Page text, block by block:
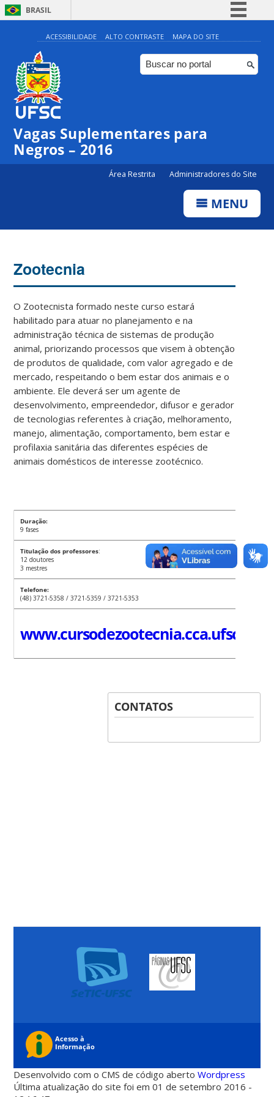
BRASIL
Simplifique!
Comunica BR
Participe
Canais
ACESSIBILIDADE ALTO CONTRASTE MAPA DO SITE
Vagas Suplementares para
Negros – 2016
Área Restrita Administradores do Site
MENU
Zootecnia
O Zootecnista formado neste curso estará
habilitado para atuar no planejamento e na
administração técnica de sistemas de produção
animal, priorizando processos que visem à obtenção
de produtos de qualidade, com valor agregado e de
mercado, respeitando o bem estar dos animais e o
ambiente. Ele deverá ser um agente de
desenvolvimento, empreendedor, difusor e gerador
de tecnologias referentes à criação, melhoramento,
manejo, alimentação, comportamento, bem estar e
profilaxia sanitária das diferentes espécies de
animais domésticos de interesse zootécnico.
Duração:
9 fases
Titulação dos professores:
12 doutores
3 mestres
Telefone:
(48) 3721-5358 / 3721-5359 / 3721-5353
www.cursodezootecnia.cca.ufsc.br
CONTATOS
Desenvolvido com o CMS de código abertoWordpress
Última atualização do site foi em 01 de setembro 2016 -